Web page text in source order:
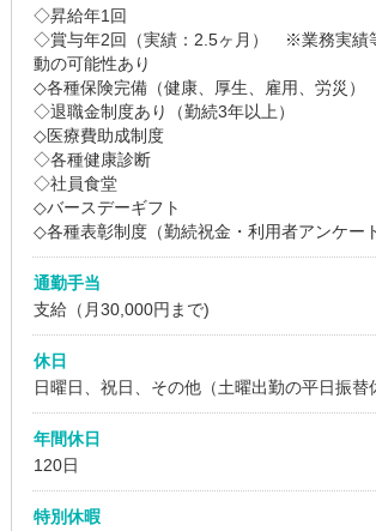
◇昇給年1回
◇賞与年2回（実績：2.5ヶ月） ※業務実績
動の可能性あり
◇各種保険完備（健康、厚生、雇用、労災）
◇退職金制度あり（勤続3年以上）
◇医療費助成制度
◇各種健康診断
◇社員食堂
◇バースデーギフト
◇各種表彰制度（勤続祝金・利用者アンケー
通勤手当
支給（月30,000円まで)
休日
日曜日、祝日、その他（土曜出勤の平日振替
年間休日
120日
特別休暇